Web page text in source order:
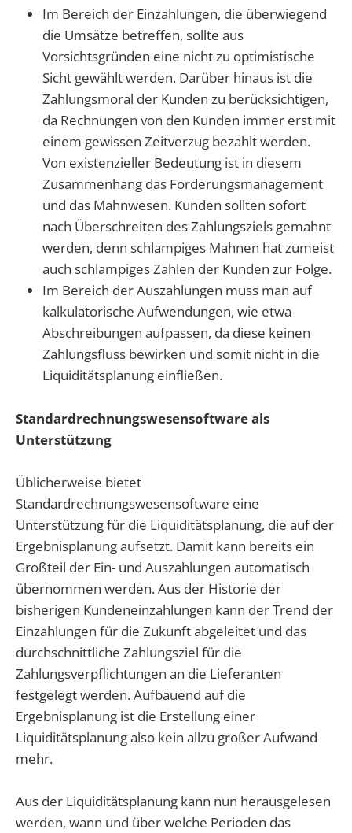
Im Bereich der Einzahlungen, die überwiegend
die Umsätze betreffen, sollte aus
Vorsichtsgründen eine nicht zu optimistische
Sicht gewählt werden. Darüber hinaus ist die
Zahlungsmoral der Kunden zu berücksichtigen,
da Rechnungen von den Kunden immer erst mit
einem gewissen Zeitverzug bezahlt werden.
Von existenzieller Bedeutung ist in diesem
Zusammenhang das Forderungsmanagement
und das Mahnwesen. Kunden sollten sofort
nach Überschreiten des Zahlungsziels gemahnt
werden, denn schlampiges Mahnen hat zumeist
auch schlampiges Zahlen der Kunden zur Folge.
Im Bereich der Auszahlungen muss man auf
kalkulatorische Aufwendungen, wie etwa
Abschreibungen aufpassen, da diese keinen
Zahlungsfluss bewirken und somit nicht in die
Liquiditätsplanung einfließen.
Standardrechnungswesensoftware als
Unterstützung
Üblicherweise bietet
Standardrechnungswesensoftware eine
Unterstützung für die Liquiditätsplanung, die auf der
Ergebnisplanung aufsetzt. Damit kann bereits ein
Großteil der Ein- und Auszahlungen automatisch
übernommen werden. Aus der Historie der
bisherigen Kundeneinzahlungen kann der Trend der
Einzahlungen für die Zukunft abgeleitet und das
durchschnittliche Zahlungsziel für die
Zahlungsverpflichtungen an die Lieferanten
festgelegt werden. Aufbauend auf die
Ergebnisplanung ist die Erstellung einer
Liquiditätsplanung also kein allzu großer Aufwand
mehr.
Aus der Liquiditätsplanung kann nun herausgelesen
werden, wann und über welche Perioden das